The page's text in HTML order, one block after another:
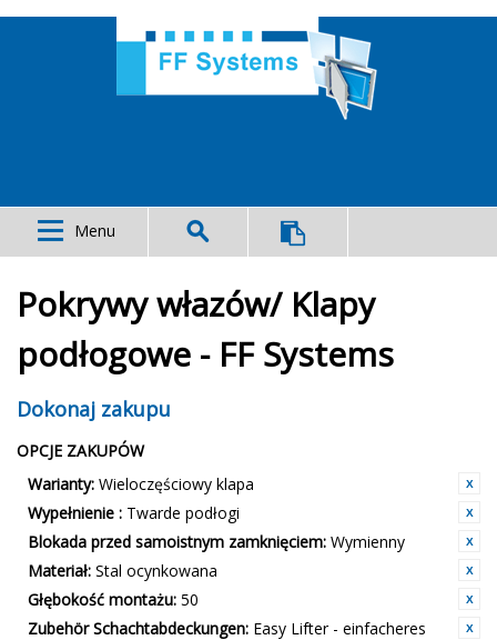
Menu
Pokrywy włazów/ Klapy
podłogowe - FF Systems
Dokonaj zakupu
OPCJE ZAKUPÓW
Warianty: Wieloczęściowy klapa
Wypełnienie : Twarde podłogi
Blokada przed samoistnym zamknięciem: Wymienny
Materiał: Stal ocynkowana
Głębokość montażu: 50
Zubehör Schachtabdeckungen: Easy Lifter - einfacheres